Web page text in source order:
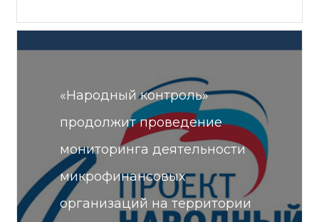
«Народный контроль»
продолжит проведение
мониторинга деятельности
микрофинансовых
организаций на территории